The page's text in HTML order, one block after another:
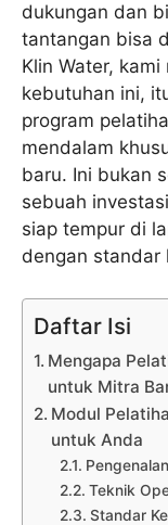
dukungan dan
tantangan bisa
Klin Water,
kebutuhan ini,
program
mendalam
baru. Ini bukan
sebuah
siap tempur di
dengan standar
Daftar Isi
Mengapa
untuk Mitra
Modul
untuk Anda
Teknik
Standar